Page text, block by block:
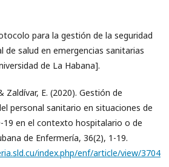
para la gestión de la seguridad
de salud en emergencias sanitarias
de La Habana].
Zaldívar, E. (2020). Gestión de
personal sanitario en situaciones de
19 en el contexto hospitalario o de
de Enfermería, 36(2), 1-19.
index.php/enf/article/view/3704